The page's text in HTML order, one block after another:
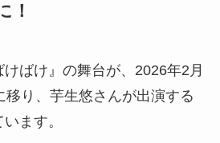
！
ばけ』の舞台が、2026年2月
移り、芋生悠さんが出演する
ます。